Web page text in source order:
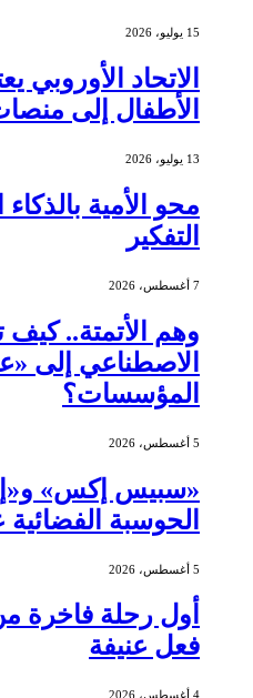
15 يوليو، 2026
الاتحاد الأوروبي
الأطفال إلى
13 يوليو، 2026
محو الأمية
التفكير
7 أغسطس، 2026
وهم الأتمتة.. كيف
الاصطناعي إلى
المؤسسات؟
5 أغسطس، 2026
«سبيس إكس»
الحوسبة الفضائية
5 أغسطس، 2026
فعل عنيفة
4 أغسطس، 2026